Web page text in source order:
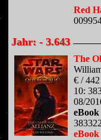
Red
Jahr: - 3.643
The
€ /
10:
08/
eBook
eBook